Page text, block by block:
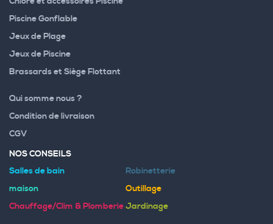
Piscine Gonflable
Jeux de Plage
Jeux de Piscine
Brassards et Siège Flottant
Qui somme nous ?
Condition de livraison
CGV
NOS CONSEILS
Salles de bain
Robinetterie
maison
Outillage
Chauffage/Clim & PlomberieJardinage